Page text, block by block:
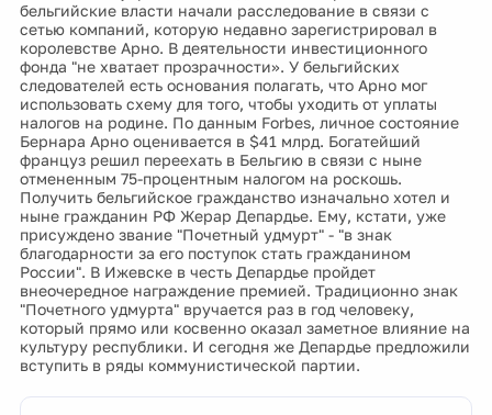
бельгийские власти начали расследование в связи с
сетью компаний, которую недавно зарегистрировал в
королевстве Арно. В деятельности инвестиционного
фонда "не хватает прозрачности». У бельгийских
следователей есть основания полагать, что Арно мог
использовать схему для того, чтобы уходить от уплаты
налогов на родине. По данным Forbes, личное состояние
Бернара Арно оценивается в $41 млрд. Богатейший
француз решил переехать в Бельгию в связи с ныне
отмененным 75-процентным налогом на роскошь.
Получить бельгийское гражданство изначально хотел и
ныне гражданин РФ Жерар Депардье. Ему, кстати, уже
присуждено звание "Почетный удмурт" - "в знак
благодарности за его поступок стать гражданином
России". В Ижевске в честь Депардье пройдет
внеочередное награждение премией. Традиционно знак
"Почетного удмурта" вручается раз в год человеку,
который прямо или косвенно оказал заметное влияние на
культуру республики. И сегодня же Депардье предложили
вступить в ряды коммунистической партии.